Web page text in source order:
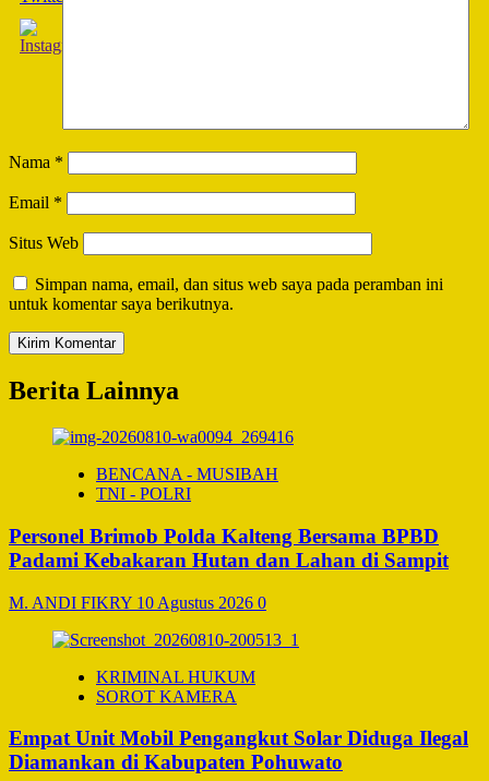
Nama *
Email *
Situs Web
Simpan nama, email, dan situs web saya pada peramban ini
untuk komentar saya berikutnya.
Berita Lainnya
BENCANA - MUSIBAH
TNI - POLRI
Personel Brimob Polda Kalteng Bersama BPBD
Padami Kebakaran Hutan dan Lahan di Sampit
M. ANDI FIKRY 10 Agustus 2026 0
KRIMINAL HUKUM
SOROT KAMERA
Empat Unit Mobil Pengangkut Solar Diduga Ilegal
Diamankan di Kabupaten Pohuwato